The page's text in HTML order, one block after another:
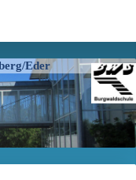
Eder